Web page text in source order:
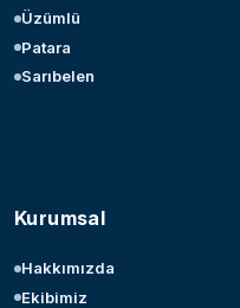
Üzümlü
Patara
Sarıbelen
Kurumsal
Hakkımızda
Ekibimiz